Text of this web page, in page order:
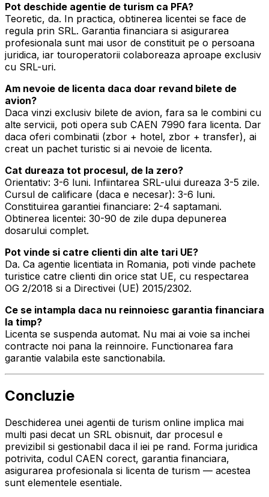
Pot deschide agentie de turism ca PFA?
Teoretic, da. In practica, obtinerea licentei se face de
regula prin SRL. Garantia financiara si asigurarea
profesionala sunt mai usor de constituit pe o persoana
juridica, iar touroperatorii colaboreaza aproape exclusiv
cu SRL-uri.
Am nevoie de licenta daca doar revand bilete de
avion?
Daca vinzi exclusiv bilete de avion, fara sa le combini cu
alte servicii, poti opera sub CAEN 7990 fara licenta. Dar
daca oferi combinatii (zbor + hotel, zbor + transfer), ai
creat un pachet turistic si ai nevoie de licenta.
Cat dureaza tot procesul, de la zero?
Orientativ: 3-6 luni. Infiintarea SRL-ului dureaza 3-5 zile.
Cursul de calificare (daca e necesar): 3-6 luni.
Constituirea garantiei financiare: 2-4 saptamani.
Obtinerea licentei: 30-90 de zile dupa depunerea
dosarului complet.
Pot vinde si catre clienti din alte tari UE?
Da. Ca agentie licentiata in Romania, poti vinde pachete
turistice catre clienti din orice stat UE, cu respectarea
OG 2/2018 si a Directivei (UE) 2015/2302.
Ce se intampla daca nu reinnoiesc garantia financiara
la timp?
Licenta se suspenda automat. Nu mai ai voie sa inchei
contracte noi pana la reinnoire. Functionarea fara
garantie valabila este sanctionabila.
Concluzie
Deschiderea unei agentii de turism online implica mai
multi pasi decat un SRL obisnuit, dar procesul e
previzibil si gestionabil daca il iei pe rand. Forma juridica
potrivita, codul CAEN corect, garantia financiara,
asigurarea profesionala si licenta de turism — acestea
sunt elementele esentiale.